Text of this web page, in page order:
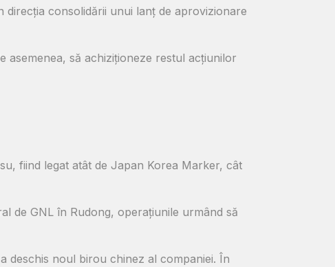
consolidării unui lanț de aprovizionare
asemenea, să achiziționeze restul acțiunilor
fiind legat atât de Japan Korea Marker, cât
de GNL în Rudong, operațiunile urmând să
deschis noul birou chinez al companiei. În